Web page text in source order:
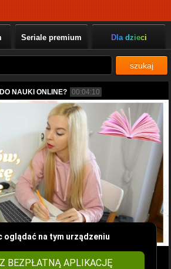
Seriale premium Dla dzieci
szukaj
NAUKI ONLINE? 00:04:10
oglądać na tym urządzeniu
BEZPŁATNĄ APLIKACJĘ